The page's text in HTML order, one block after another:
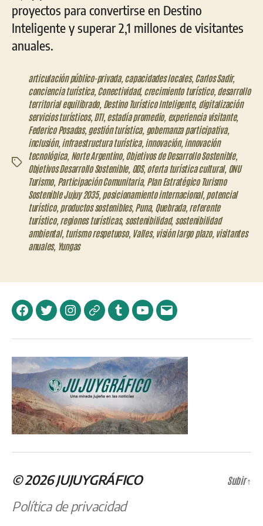
proyectos para convertirse en Destino
Inteligente y superar 2,1 millones de visitantes
anuales.
Etiquetas
articulación público-privada, capacidades locales, Carlos Sadir,
conciencia turística, Conectividad, crecimiento turístico, desarrollo
territorial equilibrado, Destino Turístico Inteligente, digitalización
servicios turísticos, DTI, estadía promedio, experiencia visitante,
Federico Posadas, gestión turística, gobernanza participativa,
inclusión, infraestructura turística, innovación, innovación
tecnológica, Norte Argentino, Objetivos de Desarrollo Sostenible,
Objetivos Desarrollo Sostenible, ODS, oferta turística cultural, ONU
Turismo, Participación Comunitaria, Plan Estratégico Turismo
Sostenible Jujuy 2035, posicionamiento internacional, potencial
turístico, productos sostenibles, Puna, Quebrada, referente
turístico, regiones turísticas, sostenibilidad, sostenibilidad
ambiental, turismo respetuoso, Valles, visión largo plazo, visitantes
anuales, Yungas
FacebookTwitterInstagramTelegramTumblrYouTubeCorreo
© 2026JUJUYGRÁFICO
Política de privacidad
Subir↑